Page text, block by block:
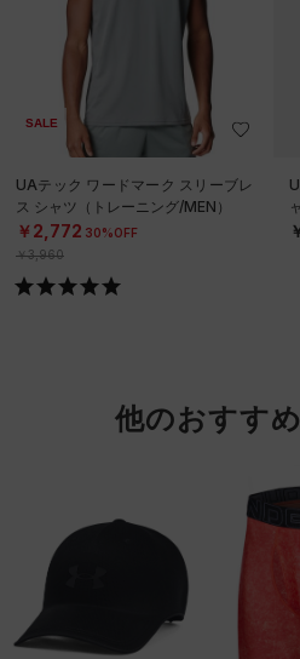
SALE
UAテック ワードマーク スリーブレ
ス シャツ（トレーニング/MEN）
￥2,772 30%OFF
￥3,960
他のおすす